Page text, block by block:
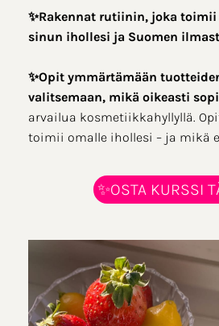
✨Rakennat rutiinin, joka
sinun ihollesi ja Suomen
✨Opit ymmärtämään
valitsemaan, mikä oikeasti
arvailua kosmetiikkahyllyllä.
toimii omalle ihollesi – ja mikä
✨OSTA KURSSI